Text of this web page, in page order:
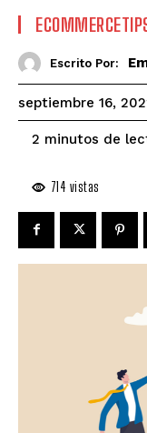
Escrito Por:
septiembre 16,
2 minutos de
714 vistas